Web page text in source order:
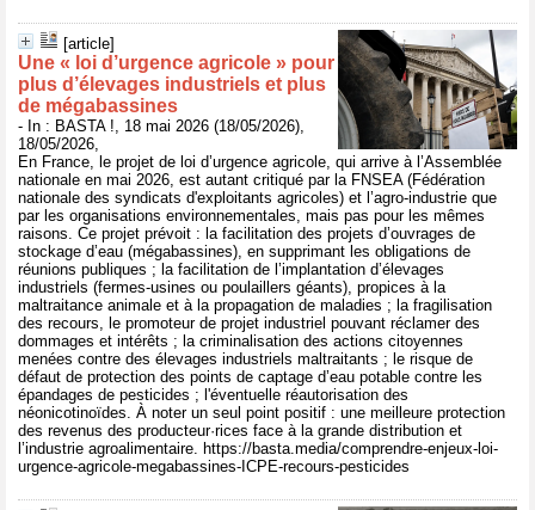
[article]
Une « loi d’urgence agricole » pour
plus d’élevages industriels et plus
de mégabassines
- In : BASTA !, 18 mai 2026 (18/05/2026),
18/05/2026,
En France, le projet de loi d’urgence agricole, qui arrive à l’Assemblée
nationale en mai 2026, est autant critiqué par la FNSEA (Fédération
nationale des syndicats d'exploitants agricoles) et l’agro-industrie que
par les organisations environnementales, mais pas pour les mêmes
raisons. Ce projet prévoit : la facilitation des projets d’ouvrages de
stockage d’eau (mégabassines), en supprimant les obligations de
réunions publiques ; la facilitation de l’implantation d’élevages
industriels (fermes-usines ou poulaillers géants), propices à la
maltraitance animale et à la propagation de maladies ; la fragilisation
des recours, le promoteur de projet industriel pouvant réclamer des
dommages et intérêts ; la criminalisation des actions citoyennes
menées contre des élevages industriels maltraitants ; le risque de
défaut de protection des points de captage d’eau potable contre les
épandages de pesticides ; l'éventuelle réautorisation des
néonicotinoïdes. À noter un seul point positif : une meilleure protection
des revenus des producteur·rices face à la grande distribution et
l’industrie agroalimentaire. https://basta.media/comprendre-enjeux-loi-
urgence-agricole-megabassines-ICPE-recours-pesticides